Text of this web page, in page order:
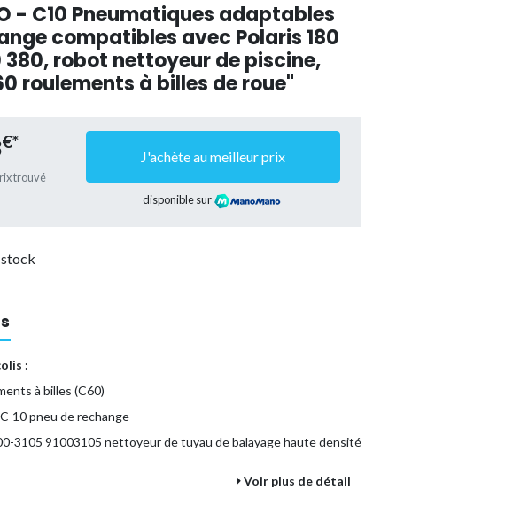
- C10 Pneumatiques adaptables
compatibles avec Polaris 180
380, robot nettoyeur de piscine,
roulements à billes de roue"
€*
trouvé
J'achète au meilleur prix
disponible sur
:
à billes (C60)
10 pneu de rechange
3105 91003105 nettoyeur de tuyau de balayage haute densité
Voir plus de détail